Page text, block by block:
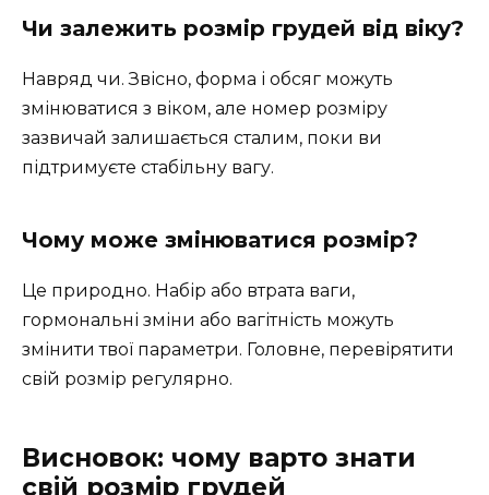
Чи залежить розмір грудей від віку?
Навряд чи. Звісно, форма і обсяг можуть
змінюватися з віком, але номер розміру
зазвичай залишається сталим, поки ви
підтримуєте стабільну вагу.
Чому може змінюватися розмір?
Це природно. Набір або втрата ваги,
гормональні зміни або вагітність можуть
змінити твої параметри. Головне, перевірятити
свій розмір регулярно.
Висновок: чому варто знати
свій розмір грудей